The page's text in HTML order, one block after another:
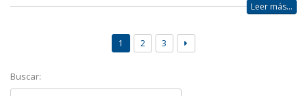
Leer más...
1 2 3
Buscar: